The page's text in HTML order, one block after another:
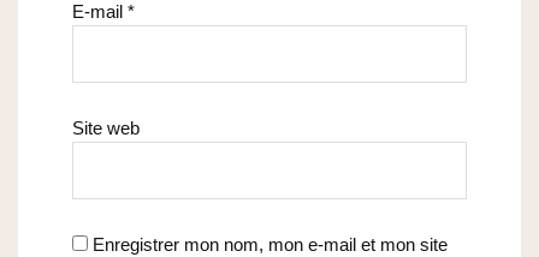
E-mail *
Site web
Enregistrer mon nom, mon e-mail et mon site